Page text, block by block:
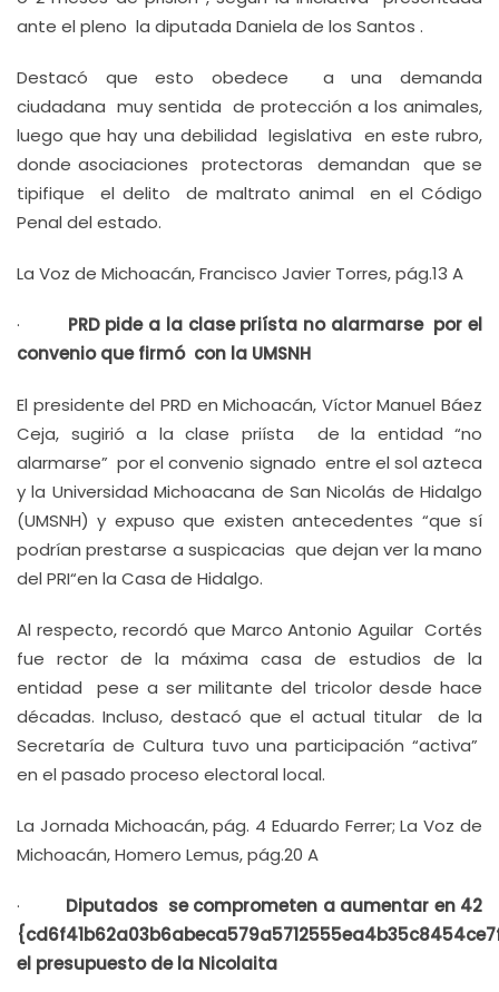
ante el pleno la diputada Daniela de los Santos .
Destacó que esto obedece a una demanda
ciudadana muy sentida de protección a los animales,
luego que hay una debilidad legislativa en este rubro,
donde asociaciones protectoras demandan que se
tipifique el delito de maltrato animal en el Código
Penal del estado.
La Voz de Michoacán, Francisco Javier Torres, pág.13 A
· PRD pide a la clase priísta no alarmarse por el
convenio que firmó con la UMSNH
El presidente del PRD en Michoacán, Víctor Manuel Báez
Ceja, sugirió a la clase priísta de la entidad “no
alarmarse” por el convenio signado entre el sol azteca
y la Universidad Michoacana de San Nicolás de Hidalgo
(UMSNH) y expuso que existen antecedentes “que sí
podrían prestarse a suspicacias que dejan ver la mano
del PRI“en la Casa de Hidalgo.
Al respecto, recordó que Marco Antonio Aguilar Cortés
fue rector de la máxima casa de estudios de la
entidad pese a ser militante del tricolor desde hace
décadas. Incluso, destacó que el actual titular de la
Secretaría de Cultura tuvo una participación “activa”
en el pasado proceso electoral local.
La Jornada Michoacán, pág. 4 Eduardo Ferrer; La Voz de
Michoacán, Homero Lemus, pág.20 A
· Diputados se comprometen a aumentar en 42
el presupuesto de la Nicolaita